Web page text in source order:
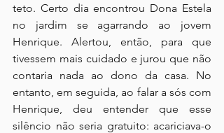
teto. Certo dia encontrou Dona Estela
no jardim se agarrando ao jovem
Henrique. Alertou, então, para que
tivessem mais cuidado e jurou que não
contaria nada ao dono da casa. No
entanto, em seguida, ao falar a sós com
Henrique, deu entender que esse
silêncio não seria gratuito: acariciava-o